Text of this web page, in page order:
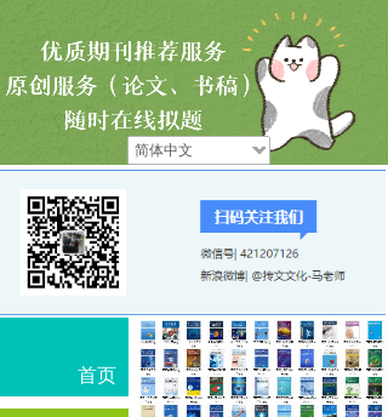
简体中文
首页